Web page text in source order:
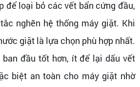
để loại bỏ các vết bẩn cứng đầu,
nghẽn hệ thống máy giặt. Khi
giặt là lựa chọn phù hợp nhất.
ban đầu tốt hơn, ít để lại dấu vết
biệt an toàn cho máy giặt nhờ